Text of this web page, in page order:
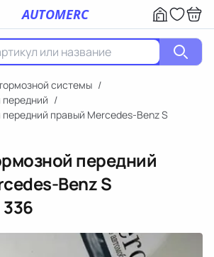
AUTOMERC
системы /
/
правый Mercedes-Benz S
передний
Benz S
336